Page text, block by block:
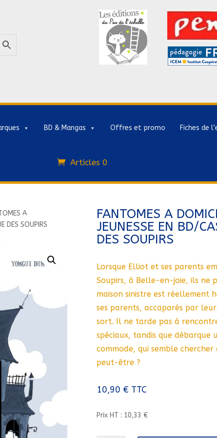
BD & Mangas Offres et promo Fiches de
Articles 0
A
DES SOUPIRS
FANTOMES A
JEUNESSE EN BD/
DES SOUPIRS
Lorsque Elliot et ses parents
Soupirs, à Belle-en-joie, ils ne
maison sinistre est réellement
ses parents, accaparés par
sort. Il ne tarde pas à
spéciaux, tandis que débarque
commode, qui semble
peut-être ?
10,90 € TTC
Prix HT : 10,33 €